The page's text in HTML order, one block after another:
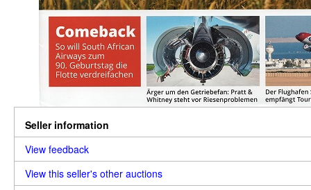
Seller information
View feedback
View this seller's other auctions